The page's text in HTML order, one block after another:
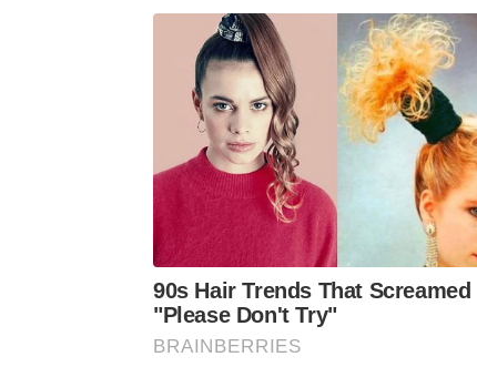
90s Hair Trends That Screamed
"Please Don't Try"
BRAINBERRIES